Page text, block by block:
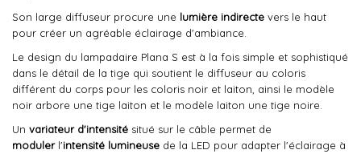
Son large diffuseur procure une lumière indirecte vers le haut
pour créer un agréable éclairage d'ambiance.
Le design du lampadaire Plana S est à la fois simple et sophistiqué
dans le détail de la tige qui soutient le diffuseur au coloris
différent du corps pour les coloris noir et laiton, ainsi le modèle
noir arbore une tige laiton et le modèle laiton une tige noire.
Un variateur d'intensité situé sur le câble permet de
modulerl'intensité lumineuse de la LED pour adapter l'éclairage à